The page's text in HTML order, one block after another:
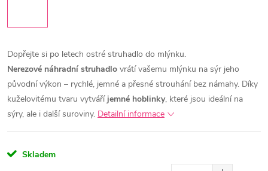
Dopřejte si po letech ostré struhadlo do mlýnku.
Nerezové náhradní struhadlo vrátí vašemu mlýnku na sýr jeho
původní výkon – rychlé, jemné a přesné strouhání bez námahy. Díky
kuželovitému tvaru vytváříjemné hoblinky, které jsou ideální na
sýry, ale i další suroviny. Detailní informace
Skladem